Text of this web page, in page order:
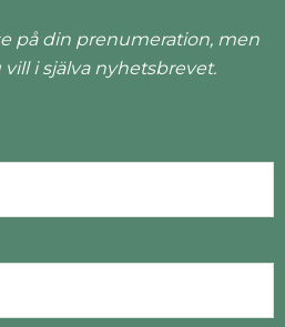
på din prenumeration, men
i själva nyhetsbrevet.